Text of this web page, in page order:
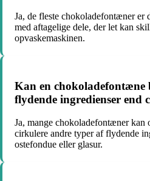
Ja, de fleste chokoladefontæner er
med aftagelige dele, der let kan
opvaskemaskinen.
Kan en chokoladefontæne
flydende ingredienser end
Ja, mange chokoladefontæner kan
cirkulere andre typer af flydende
ostefondue eller glasur.